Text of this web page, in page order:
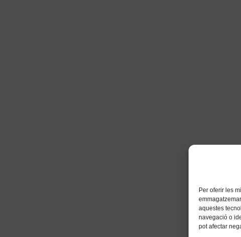
Per oferir les
aquestes
navegació o
pot afectar